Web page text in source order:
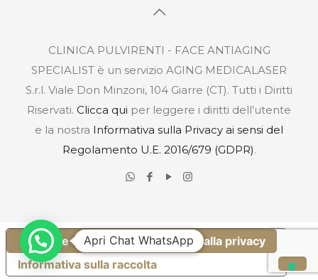
CLINICA PULVIRENTI - FACE ANTIAGING
SPECIALIST è un servizio AGING MEDICALASER
S.r.l. Viale Don Minzoni, 104 Giarre (CT). Tutti i Diritti
Riservati. Clicca qui per leggere i diritti dell’utente
e la nostra Informativa sulla Privacy ai sensi del
Regolamento U.E. 2016/679 (GDPR).
Apri Chat WhatsApp
Informativa sulla raccolta
Le tue preferenze relative alla privacy